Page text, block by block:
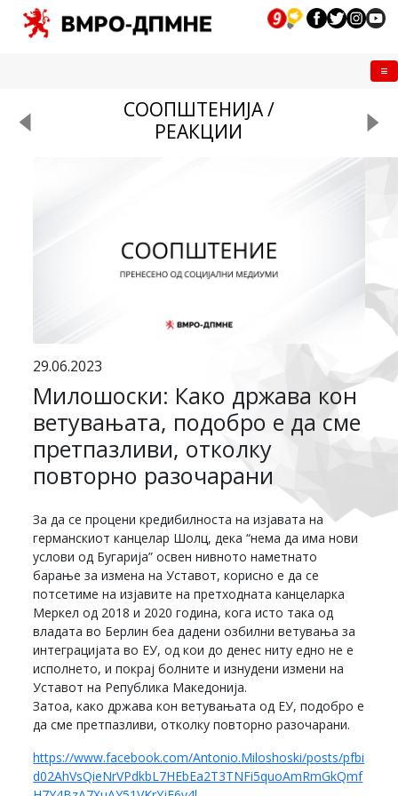
СООПШТЕНИЈА /
РЕАКЦИИ
29.06.2023
Милошоски: Како држава кон
ветувањата, подобро е да сме
претпазливи, отколку
повторно разочарани
За да се процени кредибилноста на изјавата на
германскиот канцелар Шолц, дека “нема да има нови
услови од Бугарија” освен нивното наметнато
барање за измена на Уставот, корисно е да се
потсетиме на изјавите на претходната канцеларка
Меркел од 2018 и 2020 година, кога исто така од
владата во Берлин беа дадени озбилни ветувања за
интеграцијата во ЕУ, од кои до денес ниту едно не е
исполнето, и покрај болните и изнудени измени на
Уставот на Република Македонија.
Затоа, како држава кон ветувањата од ЕУ, подобро е
да сме претпазливи, отколку повторно разочарани.
https://www.facebook.com/Antonio.Miloshoski/posts/pfbi
d02AhVsQieNrVPdkbL7HEbEa2T3TNFi5quoAmRmGkQmf